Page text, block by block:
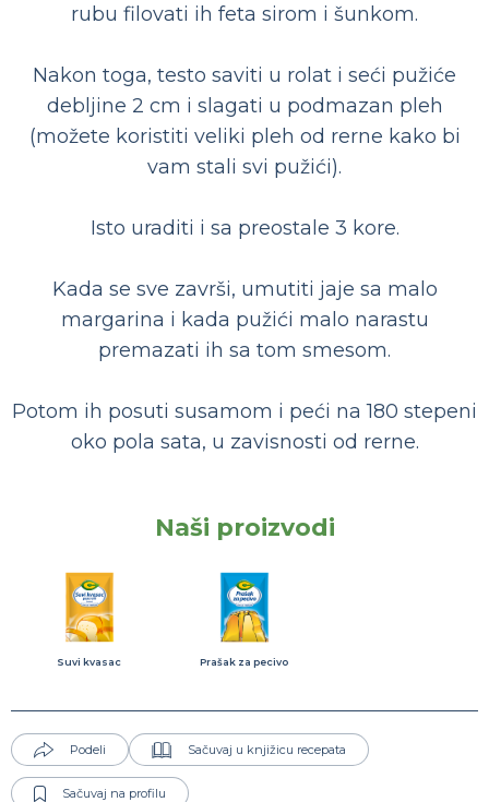
rubu filovati ih feta sirom i šunkom.
Nakon toga, testo saviti u rolat i seći pužiće
debljine 2 cm i slagati u podmazan pleh
(možete koristiti veliki pleh od rerne kako bi
vam stali svi pužići).
Isto uraditi i sa preostale 3 kore.
Kada se sve završi, umutiti jaje sa malo
margarina i kada pužići malo narastu
premazati ih sa tom smesom.
Potom ih posuti susamom i peći na 180 stepeni
oko pola sata, u zavisnosti od rerne.
Naši proizvodi
Suvi kvasac Prašak za pecivo
Podeli Sačuvaj u knjižicu recepata
Sačuvaj na profilu